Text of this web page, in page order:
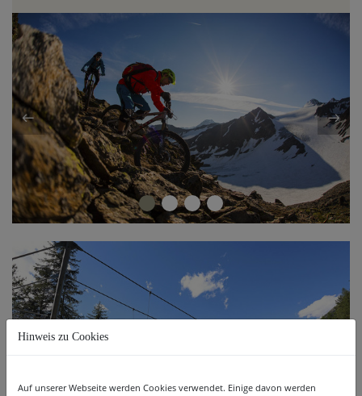
Hinweis zu Cookies
Auf unserer Webseite werden Cookies verwendet. Einige davon werden